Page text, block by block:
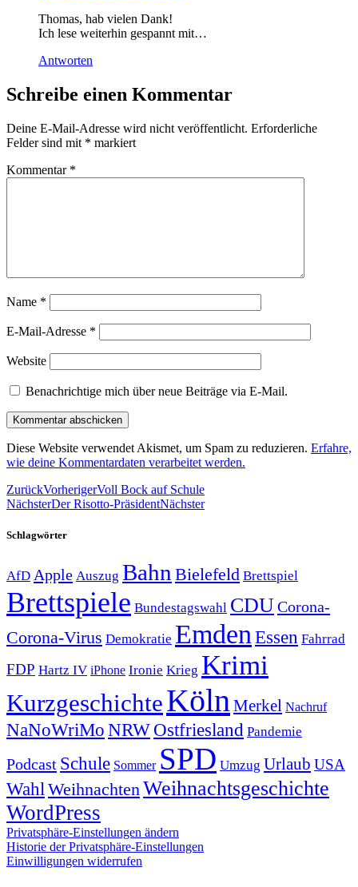
Thomas, hab vielen Dank!
Ich lese weiterhin gespannt mit…
Antworten
Schreibe einen Kommentar
Deine E-Mail-Adresse wird nicht veröffentlicht. Erforderliche
Felder sind mit * markiert
Kommentar *
Name *
E-Mail-Adresse *
Website
Benachrichtige mich über neue Beiträge via E-Mail.
Diese Website verwendet Akismet, um Spam zu reduzieren. Erfahre,
wie deine Kommentardaten verarbeitet werden.
ZurückVorherigerVoll Bock auf Schule
NächsterDer Risotto-PräsidentNächster
Schlagwörter
AfD Apple Auszug Bahn Bielefeld Brettspiel
Brettspiele Bundestagswahl CDUCorona-
Corona-Virus Demokratie Emden Essen Fahrrad
FDP Hartz IV iPhone Ironie Krieg Krimi
KurzgeschichteKölnMerkel Nachruf
NaNoWriMo NRWOstfriesland Pandemie
Podcast Schule Sommer SPD Umzug Urlaub USA
WahlWeihnachtenWeihnachtsgeschichte
WordPress
Privatsphäre-Einstellungen ändern
Historie der Privatsphäre-Einstellungen
Einwilligungen widerrufen